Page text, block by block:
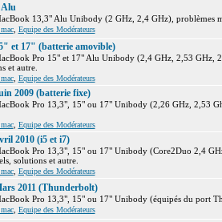
Alu
13,3" Alu Unibody (2 GHz, 2,4 GHz), problèmes
, Equipe des Modérateurs
et 17" (batterie amovible)
Pro 15" et 17" Alu Unibody (2,4 GHz, 2,53 GHz,
et autre.
, Equipe des Modérateurs
2009 (batterie fixe)
Pro 13,3", 15" ou 17" Unibody (2,26 GHz, 2,53
, Equipe des Modérateurs
2010 (i5 et i7)
Pro 13,3", 15" ou 17" Unibody (Core2Duo 2,4
solutions et autre.
, Equipe des Modérateurs
2011 (Thunderbolt)
Pro 13,3", 15" ou 17" Unibody (équipés du port
, Equipe des Modérateurs